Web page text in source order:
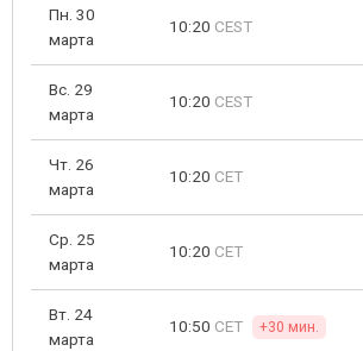
Пн. 30
марта
10:20 CEST
Вс. 29
марта
10:20 CEST
Чт. 26
марта
10:20 CET
Ср. 25
марта
10:20 CET
Вт. 24
марта
10:50 CET +30 мин.